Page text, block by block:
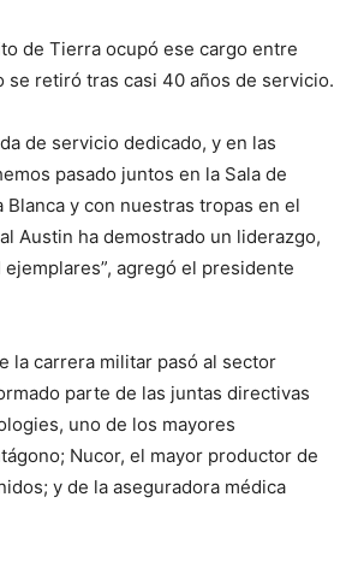
de Tierra ocupó ese cargo entre
se retiró tras casi 40 años de servicio.
de servicio dedicado, y en las
pasado juntos en la Sala de
Blanca y con nuestras tropas en el
Austin ha demostrado un liderazgo,
agregó el presidente
la carrera militar pasó al sector
parte de las juntas directivas
uno de los mayores
Nucor, el mayor productor de
y de la aseguradora médica